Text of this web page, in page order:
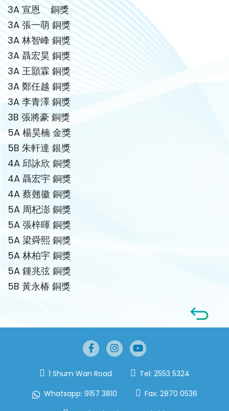
3A 宣恩 銅獎
3A 張一萌 銅獎
3A 林智峰 銅獎
3A 聶宏昊 銅獎
3A 王顥霖 銅獎
3A 鄭任越 銅獎
3A 李青澤 銅獎
3B 張將豪 銅獎
5A 楊昊楠 金獎
5B 朱軒達 銀獎
4A 邱詠欣 銅獎
4A 聶宏宇 銅獎
4A 蔡翹徽 銅獎
5A 周杞澎 銅獎
5A 張梓暉 銅獎
5A 梁舜熙 銅獎
5A 林柏宇 銅獎
5A 鍾兆弦 銅獎
5B 黃永椿 銅獎
1 Shum Wan Road Tel: 2553 5324
Whatsapp: 9157 3810 Fax: 2870 0536